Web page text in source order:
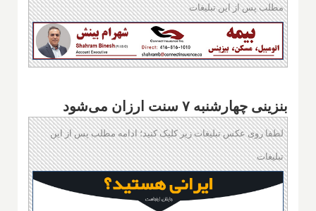
مطلب پس از این تبلیغات
بنزینی چهارشنبه ۷ سنت ارزان می‌شود
لطفا روی عکس تبلیغات زیر کلیک کنید؛ ادامه مطلب پس از این
تبلیغات